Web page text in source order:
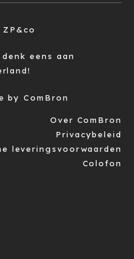
eens aan
by ComBron
Over ComBron
Privacybeleid
leveringsvoorwaarden
Colofon